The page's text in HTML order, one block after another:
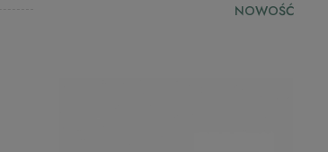
NOWOŚĆ